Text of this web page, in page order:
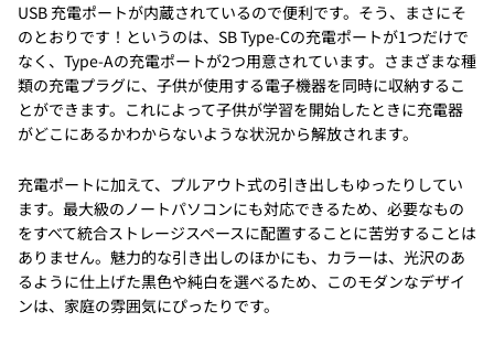
USB 充電ポートが内蔵されているので便利です。そう、まさにそ
のとおりです！というのは、SB Type-Cの充電ポートが1つだけで
なく、Type-Aの充電ポートが2つ用意されています。さまざまな種
類の充電プラグに、子供が使用する電子機器を同時に収納するこ
とができます。これによって子供が学習を開始したときに充電器
がどこにあるかわからないような状況から解放されます。
充電ポートに加えて、プルアウト式の引き出しもゆったりしてい
ます。最大級のノートパソコンにも対応できるため、必要なもの
をすべて統合ストレージスペースに配置することに苦労することは
ありません。魅力的な引き出しのほかにも、カラーは、光沢のあ
るように仕上げた黒色や純白を選べるため、このモダンなデザイ
ンは、家庭の雰囲気にぴったりです。